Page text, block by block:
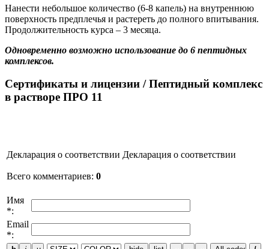
Нанести небольшое количество (6-8 капель) на внутреннюю
поверхность предплечья и растереть до полного впитывания.
Продолжительность курса – 3 месяца.
Одновременно возможно использование до 6 пептидных
комплексов.
Сертификаты и лицензии / Пептидный комплекс
в растворе ПРО 11
Декларация о соответствии Декларация о соответствии
Всего комментариев: 0
Имя
*:
Email
*: